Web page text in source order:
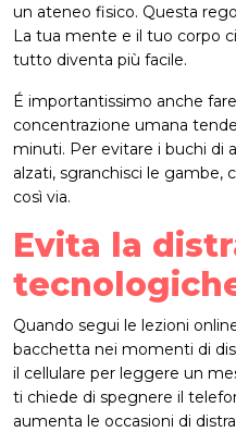
un ateneo fisico. Questa
La tua mente e il tuo corpo
tutto diventa più facile.
É importantissimo anche
concentrazione umana
minuti. Per evitare i buchi di
alzati, sgranchisci le gambe,
così via.
Evita la
Quando segui le lezioni
bacchetta nei momenti di
il cellulare per leggere un
ti chiede di spegnere il
aumenta le occasioni di